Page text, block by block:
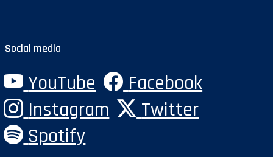
Social media
YouTube
Facebook
Instagram
Twitter
Spotify